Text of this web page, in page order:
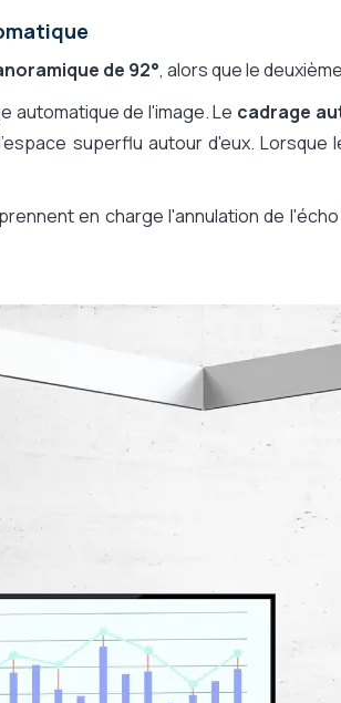
de 92°, alors que le
automatique de l'image. Le cadrage
superflu autour d'eux. Lorsque
en charge l'annulation de